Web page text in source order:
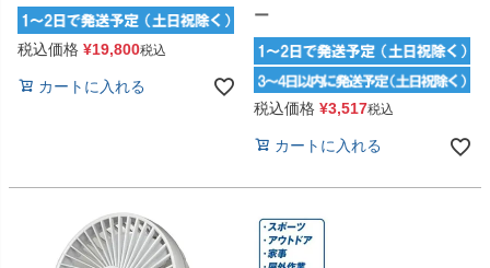
税込価格 ¥19,800税込
カートに入れる
ー
税込価格 ¥3,517税込
カートに入れる